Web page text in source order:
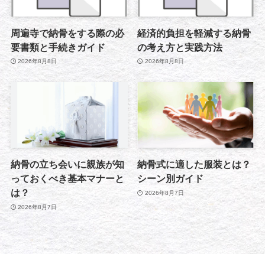
周遍寺で納骨をする際の必
要書類と手続きガイド
2026年8月8日
経済的負担を軽減する納骨
の考え方と実践方法
2026年8月8日
納骨の立ち会いに親族が知
っておくべき基本マナーと
は？
2026年8月7日
納骨式に適した服装とは？
シーン別ガイド
2026年8月7日